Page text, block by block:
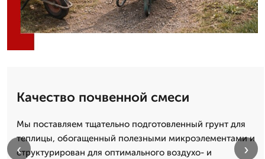
Качество почвенной смеси
Мы поставляем тщательно подготовленный грунт для
теплицы, обогащенный полезными микроэлементами и
структурирован для оптимального воздухо- и
‹ ›